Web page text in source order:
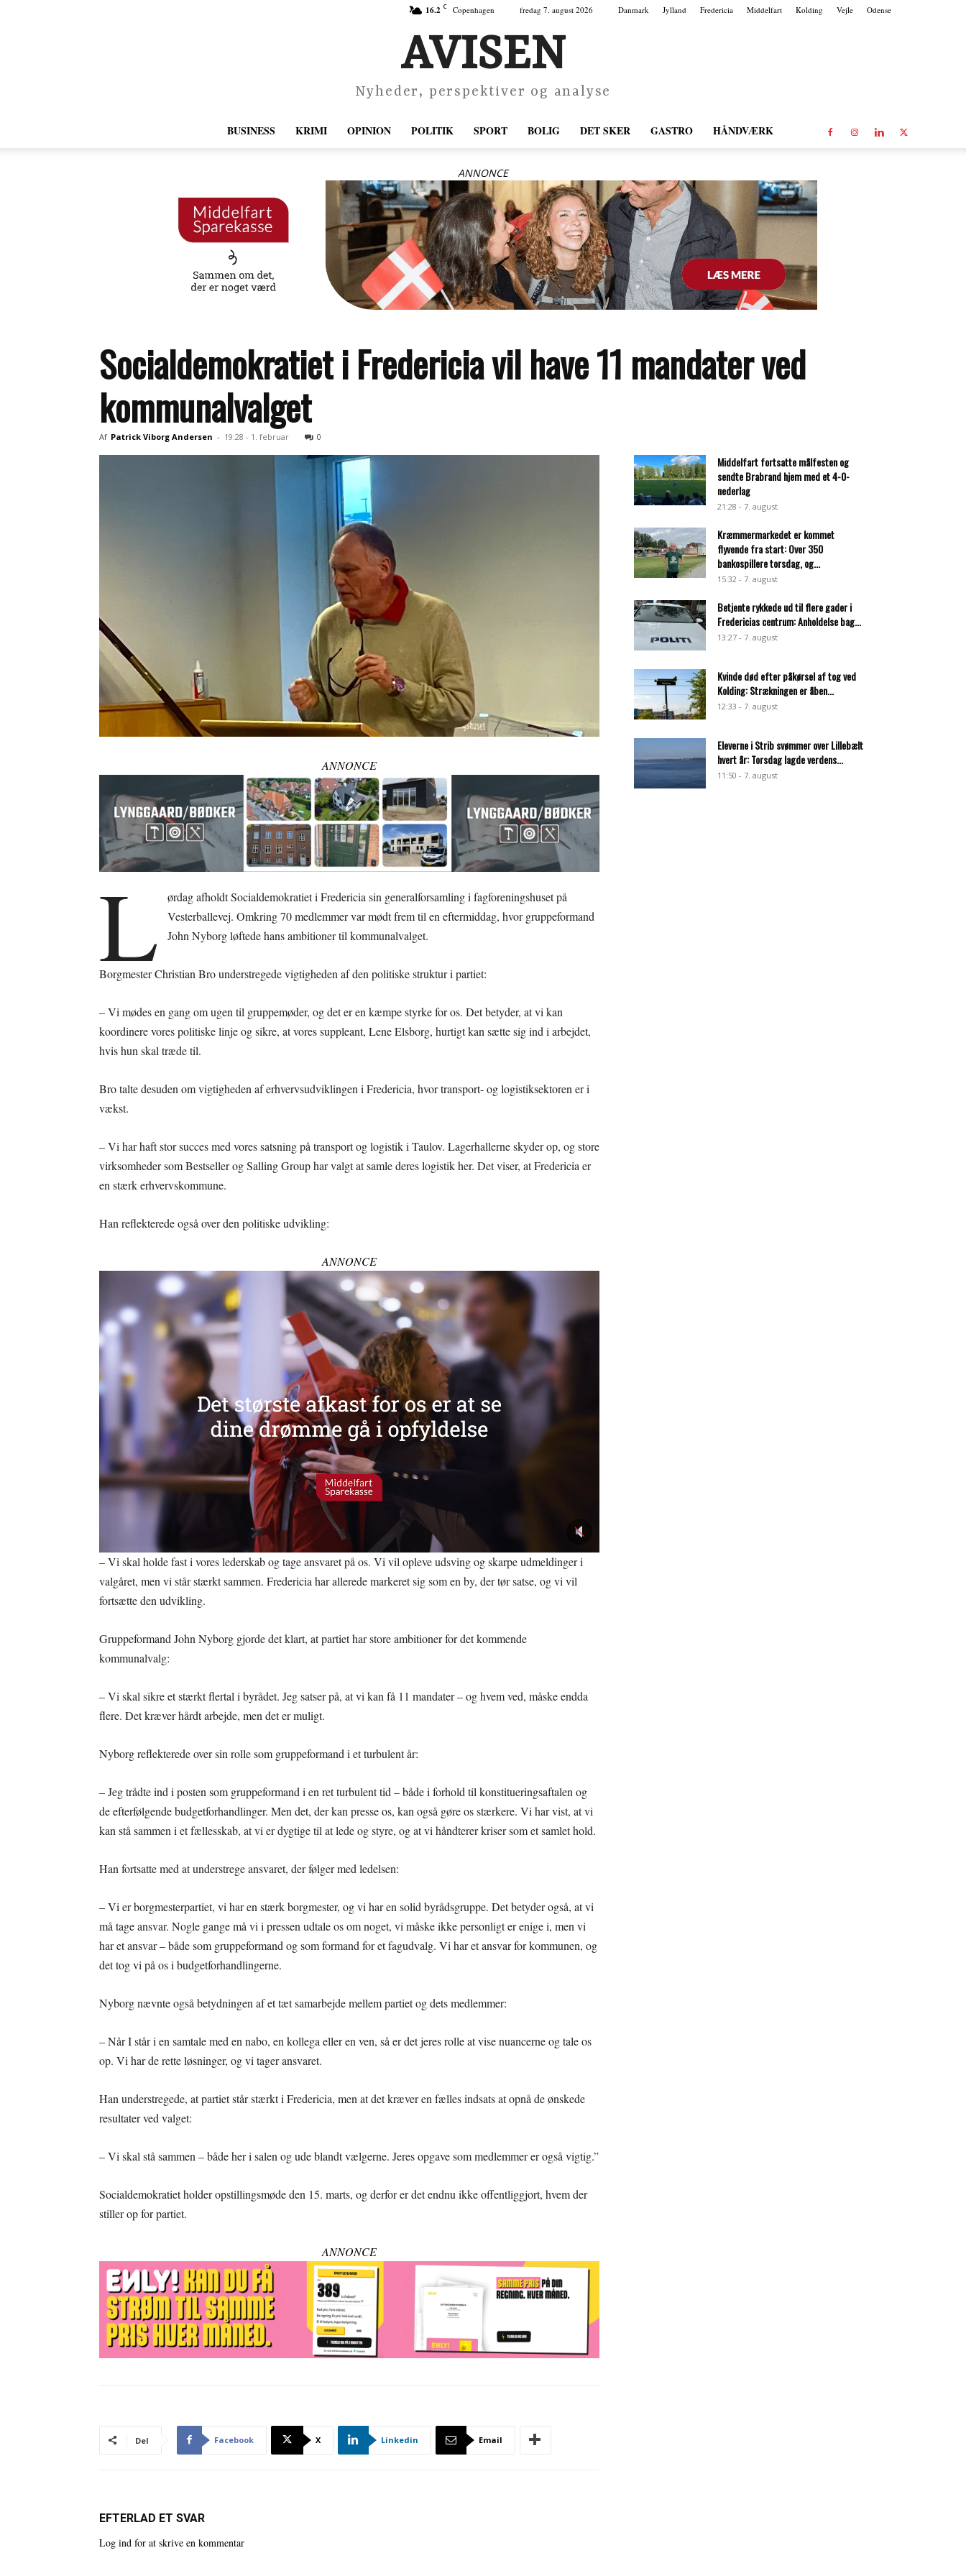
16.2 C Copenhagen fredag 7. august 2026 Danmark Jylland Fredericia Middelfart Kolding Vejle Odense
AVISEN
Nyheder, perspektiver og analyse
BUSINESS KRIMI OPINION POLITIK SPORT BOLIG DET SKER GASTRO HÅNDVÆRK
ANNONCE
Socialdemokratiet i Fredericia vil have 11 mandater ved
kommunalvalget
Af Patrick Viborg Andersen - 19:28 - 1. februar 0
ANNONCE
L
ørdag afholdt Socialdemokratiet i Fredericia sin generalforsamling i fagforeningshuset på
Vesterballevej. Omkring 70 medlemmer var mødt frem til en eftermiddag, hvor gruppeformand
John Nyborg løftede hans ambitioner til kommunalvalget.
Borgmester Christian Bro understregede vigtigheden af den politiske struktur i partiet:
– Vi mødes en gang om ugen til gruppemøder, og det er en kæmpe styrke for os. Det betyder, at vi kan
koordinere vores politiske linje og sikre, at vores suppleant, Lene Elsborg, hurtigt kan sætte sig ind i arbejdet,
hvis hun skal træde til.
Bro talte desuden om vigtigheden af erhvervsudviklingen i Fredericia, hvor transport- og logistiksektoren er i
vækst.
– Vi har haft stor succes med vores satsning på transport og logistik i Taulov. Lagerhallerne skyder op, og store
virksomheder som Bestseller og Salling Group har valgt at samle deres logistik her. Det viser, at Fredericia er
en stærk erhvervskommune.
Han reflekterede også over den politiske udvikling:
ANNONCE
– Vi skal holde fast i vores lederskab og tage ansvaret på os. Vi vil opleve udsving og skarpe udmeldinger i
valgåret, men vi står stærkt sammen. Fredericia har allerede markeret sig som en by, der tør satse, og vi vil
fortsætte den udvikling.
Gruppeformand John Nyborg gjorde det klart, at partiet har store ambitioner for det kommende
kommunalvalg:
– Vi skal sikre et stærkt flertal i byrådet. Jeg satser på, at vi kan få 11 mandater – og hvem ved, måske endda
flere. Det kræver hårdt arbejde, men det er muligt.
Nyborg reflekterede over sin rolle som gruppeformand i et turbulent år:
– Jeg trådte ind i posten som gruppeformand i en ret turbulent tid – både i forhold til konstitueringsaftalen og
de efterfølgende budgetforhandlinger. Men det, der kan presse os, kan også gøre os stærkere. Vi har vist, at vi
kan stå sammen i et fællesskab, at vi er dygtige til at lede og styre, og at vi håndterer kriser som et samlet hold.
Han fortsatte med at understrege ansvaret, der følger med ledelsen:
– Vi er borgmesterpartiet, vi har en stærk borgmester, og vi har en solid byrådsgruppe. Det betyder også, at vi
må tage ansvar. Nogle gange må vi i pressen udtale os om noget, vi måske ikke personligt er enige i, men vi
har et ansvar – både som gruppeformand og som formand for et fagudvalg. Vi har et ansvar for kommunen, og
det tog vi på os i budgetforhandlingerne.
Nyborg nævnte også betydningen af et tæt samarbejde mellem partiet og dets medlemmer:
– Når I står i en samtale med en nabo, en kollega eller en ven, så er det jeres rolle at vise nuancerne og tale os
op. Vi har de rette løsninger, og vi tager ansvaret.
Han understregede, at partiet står stærkt i Fredericia, men at det kræver en fælles indsats at opnå de ønskede
resultater ved valget:
– Vi skal stå sammen – både her i salen og ude blandt vælgerne. Jeres opgave som medlemmer er også vigtig.”
Socialdemokratiet holder opstillingsmøde den 15. marts, og derfor er det endnu ikke offentliggjort, hvem der
stiller op for partiet.
ANNONCE
Del Facebook X Linkedin Email
EFTERLAD ET SVAR
Log ind for at skrive en kommentar
Middelfart fortsatte målfesten og
sendte Brabrand hjem med et 4-0-
nederlag
21:28 - 7. august
Kræmmermarkedet er kommet
flyvende fra start: Over 350
bankospillere torsdag, og...
15:32 - 7. august
Betjente rykkede ud til flere gader i
Fredericias centrum: Anholdelse bag...
13:27 - 7. august
Kvinde død efter påkørsel af tog ved
Kolding: Strækningen er åben...
12:33 - 7. august
Eleverne i Strib svømmer over Lillebælt
hvert år: Torsdag lagde verdens...
11:50 - 7. august